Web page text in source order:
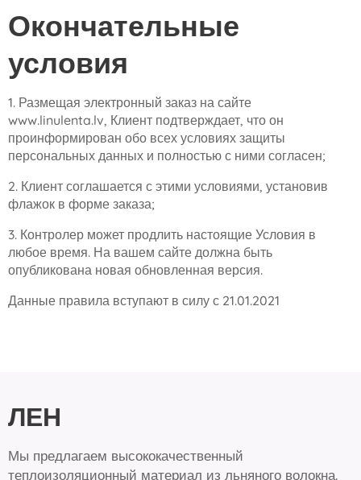
Окончательные
условия
1. Размещая электронный заказ на сайте
www.linulenta.lv, Клиент подтверждает, что он
проинформирован обо всех условиях защиты
персональных данных и полностью с ними согласен;
2. Клиент соглашается с этими условиями, установив
флажок в форме заказа;
3. Контролер может продлить настоящие Условия в
любое время. На вашем сайте должна быть
опубликована новая обновленная версия.
Данные правила вступают в силу с 21.01.2021
ЛЕН
Мы предлагаем высококачественный
теплоизоляционный материал из льняного волокна.